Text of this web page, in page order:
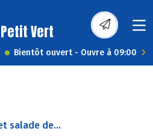
Vert
Bientôt ouvert - Ouvre à 09:00
salade de...